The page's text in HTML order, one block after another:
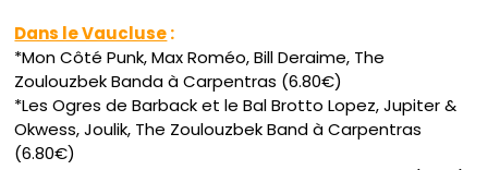
Dans le Vaucluse:
*Mon Côté Punk, Max Roméo, Bill Deraime, The
Zoulouzbek Banda à Carpentras (6.80€)
*Les Ogres de Barback et le Bal Brotto Lopez, Jupiter &
Okwess, Joulik, The Zoulouzbek Band à Carpentras
(6.80€)